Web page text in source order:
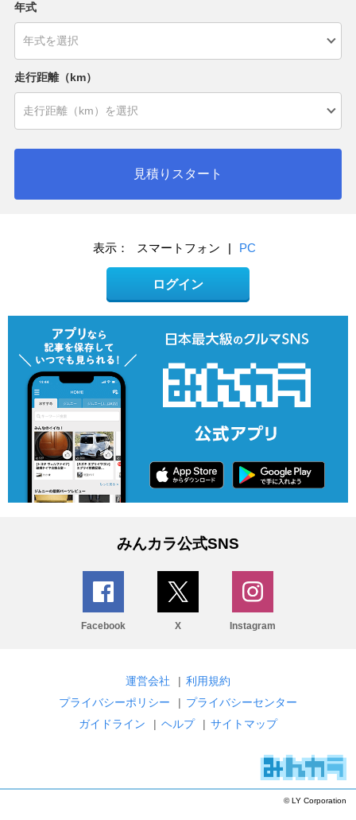
年式
走行距離（km）
見積りスタート
表示： スマートフォン | PC
ログイン
みんカラ公式SNS
Facebook X Instagram
運営会社 | 利用規約
プライバシーポリシー
| プライバシーセンター
ガイドライン
| ヘルプ | サイトマップ
© LY Corporation